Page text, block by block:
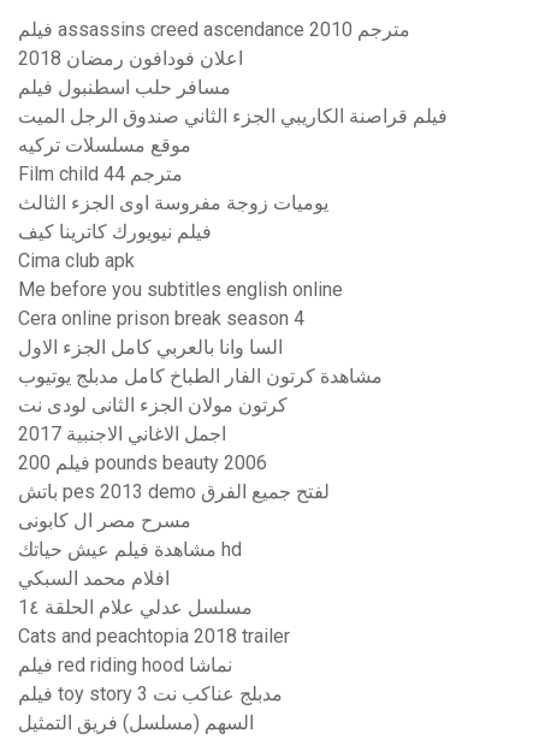
فيلم assassins creed ascendance 2010 مترجم
اعلان فودافون رمضان 2018
مسافر حلب اسطنبول فيلم
فيلم قراصنة الكاريبي الجزء الثاني صندوق الرجل الميت
موقع مسلسلات تركيه
Film child 44 مترجم
يوميات زوجة مفروسة اوى الجزء الثالث
فيلم نيويورك كاترينا كيف
Cima club apk
Me before you subtitles english online
Cera online prison break season 4
السا وانا بالعربي كامل الجزء الاول
مشاهدة كرتون الفار الطباخ كامل مدبلج يوتيوب
كرتون مولان الجزء الثانى لودى نت
اجمل الاغاني الاجنبية 2017
فيلم 200 pounds beauty 2006
باتش pes 2013 demo لفتح جميع الفرق
مسرح مصر ال كابونى
مشاهدة فيلم عيش حياتك hd
افلام محمد السبكي
مسلسل عدلي علام الحلقة 1٤
Cats and peachtopia 2018 trailer
فيلم red riding hood نماشا
فيلم toy story 3 مدبلج عناكب نت
السهم (مسلسل) فريق التمثيل